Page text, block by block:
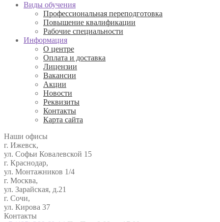
Виды обучения
Профессиональная переподготовка
Повышение квалификации
Рабочие специальности
Информация
О центре
Оплата и доставка
Лицензии
Вакансии
Акции
Новости
Реквизиты
Контакты
Карта сайта
Наши офисы
г. Ижевск,
ул. Софьи Ковалевской 15
г. Краснодар,
ул. Монтажников 1/4
г. Москва,
ул. Зарайская, д.21
г. Сочи,
ул. Кирова 37
Контакты